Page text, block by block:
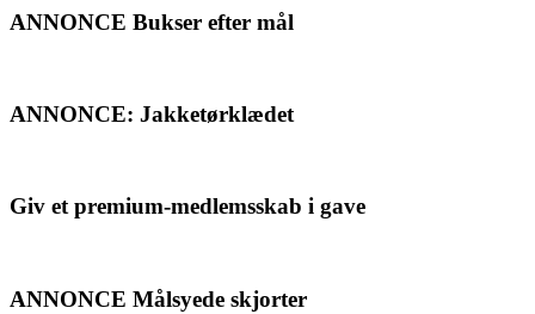
ANNONCE Bukser efter mål
ANNONCE: Jakketørklædet
Giv et premium-medlemsskab i gave
ANNONCE Målsyede skjorter